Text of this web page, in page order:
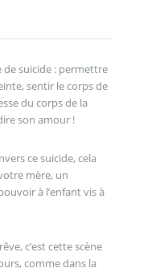
suicide : permettre
sentir le corps de
du corps de la
son amour !
ce suicide, cela
mère, un
à l’enfant vis à
c’est cette scène
comme dans la